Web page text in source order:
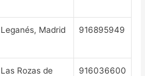
Leganés, Madrid 916895949
Las Rozas de
916036600